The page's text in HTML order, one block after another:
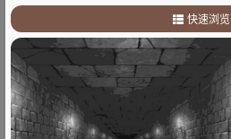
快速浏览
1.简介
. 其他